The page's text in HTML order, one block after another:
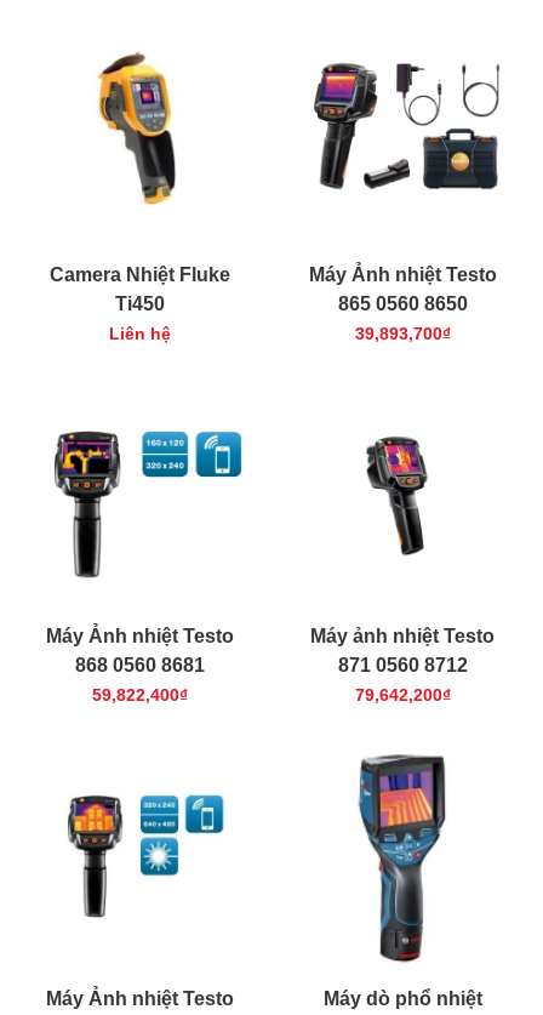
Camera Nhiệt Fluke
Ti450
Liên hệ
Máy Ảnh nhiệt Testo
865 0560 8650
39,893,700₫
Máy Ảnh nhiệt Testo
868 0560 8681
59,822,400₫
Máy ảnh nhiệt Testo
871 0560 8712
79,642,200₫
Máy Ảnh nhiệt Testo
Máy dò phổ nhiệt